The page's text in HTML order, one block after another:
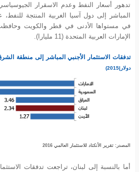
تدهور أسعار النفط وعدم الاسقرار
المباشر إلى دول آسيا الغربية المنتجة
في مستواها الأدنى في قطر والكويت
الإمارات العربية المتحدة (11 مليارا).
تدفقات الاستثمار الأجنبي المباشر إلى منطقة
دولار|2015)
المصدر: تقرير الأنكتاد للاستثمار العالمي 2016